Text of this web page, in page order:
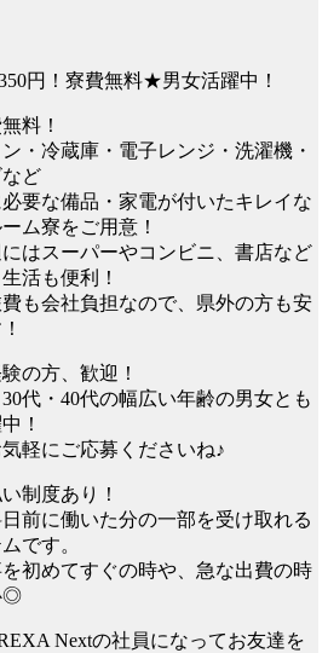
円！寮費無料★男女活躍中！
料！
・冷蔵庫・電子レンジ・洗濯機・
ど
要な備品・家電が付いたキレイな
ム寮をご用意！
はスーパーやコンビニ、書店など
活も便利！
も会社負担なので、県外の方も安
の方、歓迎！
代・40代の幅広い年齢の男女とも
！
軽にご応募くださいね♪
制度あり！
前に働いた分の一部を受け取れる
です。
初めてすぐの時や、急な出費の時
◎
Nextの社員になってお友達を